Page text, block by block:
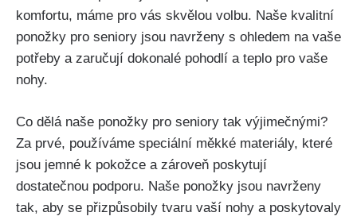
komfortu, máme pro vás skvělou volbu. Naše kvalitní
ponožky pro seniory jsou navrženy s ohledem na vaše
potřeby a zaručují dokonalé pohodlí a teplo pro vaše
nohy.
Co dělá naše ponožky pro seniory tak výjimečnými?
Za prvé, používáme speciální měkké materiály, které
jsou jemné k pokožce a zároveň poskytují
dostatečnou podporu. Naše ponožky jsou navrženy
tak, aby se přizpůsobily tvaru vaší nohy a poskytovaly